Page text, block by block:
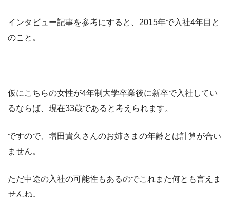
インタビュー記事を参考にすると、2015年で入社4年目と
のこと。
仮にこちらの女性が4年制大学卒業後に新卒で入社してい
るならば、現在33歳であると考えられます。
ですので、増田貴久さんのお姉さまの年齢とは計算が合い
ません。
ただ中途の入社の可能性もあるのでこれまた何とも言えま
せんね。